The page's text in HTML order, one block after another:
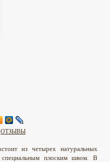
ОТЗЫВЫ
из четырех натуральных
плоским швом. В